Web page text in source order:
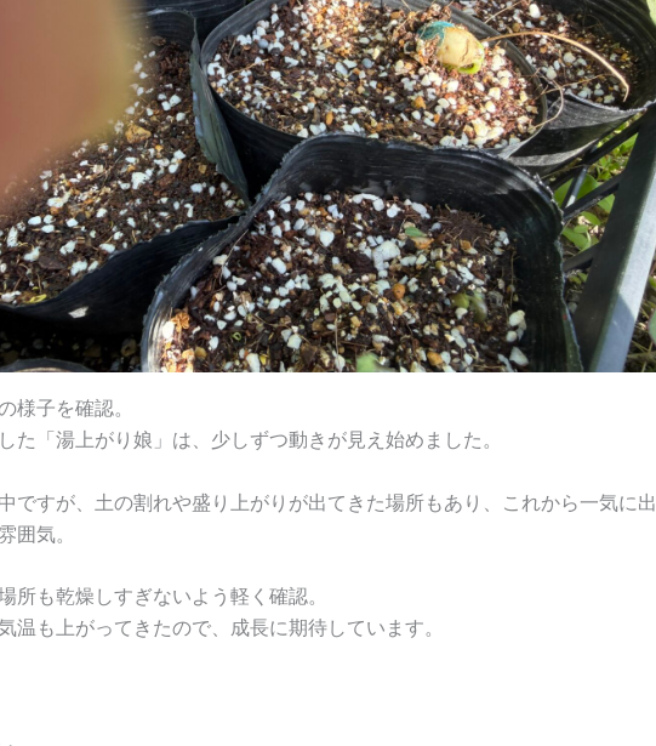
様子を確認。
た「湯上がり娘」は、少しずつ動きが見え始めました。
ですが、土の割れや盛り上がりが出てきた場所もあり、これから一気に出
囲気。
所も乾燥しすぎないよう軽く確認。
温も上がってきたので、成長に期待しています。